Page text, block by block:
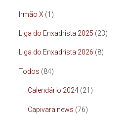
Irmão X (1)
Liga do Enxadrista 2025 (23)
Liga do Enxadrista 2026 (8)
Todos (84)
Calendário 2024 (21)
Capivara news (76)